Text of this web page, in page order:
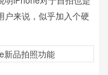
户来说，似乎加入个硬